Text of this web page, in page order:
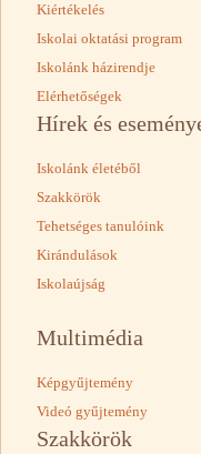
Kiértékelés
Iskolai oktatási program
Iskolánk házirendje
Elérhetőségek
Hírek és
Iskolánk életéből
Szakkörök
Tehetséges tanulóink
Kirándulások
Iskolaújság
Multimédia
Képgyűjtemény
Videó gyűjtemény
Szakkörök